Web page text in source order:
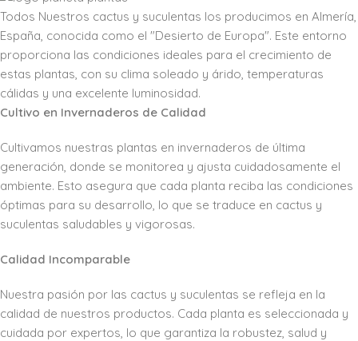
Todos Nuestros cactus y suculentas los producimos en Almería,
España, conocida como el "Desierto de Europa". Este entorno
proporciona las condiciones ideales para el crecimiento de
estas plantas, con su clima soleado y árido, temperaturas
cálidas y una excelente luminosidad.
Cultivo en Invernaderos de Calidad
Cultivamos nuestras plantas en invernaderos de última
generación, donde se monitorea y ajusta cuidadosamente el
ambiente. Esto asegura que cada planta reciba las condiciones
óptimas para su desarrollo, lo que se traduce en cactus y
suculentas saludables y vigorosas.
Calidad Incomparable
Nuestra pasión por las cactus y suculentas se refleja en la
calidad de nuestros productos. Cada planta es seleccionada y
cuidada por expertos, lo que garantiza la robustez, salud y